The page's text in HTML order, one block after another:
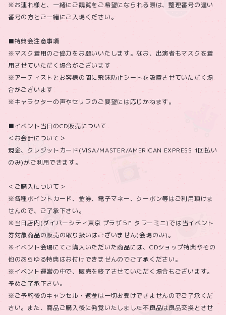
※お連れ様と、一緒にご観覧をご希望になられる際は、整理番号の遅い
番号の方とご一緒にご入場ください。
■特典会注意事項
※マスク着用のご協力をお願いいたします。なお、出演者もマスクを着
用させていただく場合がございます
※アーティストとお客様の間に飛沫防止シートを設置させていただく場
合がございます
※キャラクターの声やセリフのご要望には応じかねます。
■イベント当日のCD販売について
＜お会計について＞
現金、クレジットカード(VISA/MASTER/AMERICAN EXPRESS 1回払い
のみ)がご利用できます。
＜ご購入について＞
※各種ポイントカード、金券、電子マネー、クーポン等はご利用頂けま
せんので、ご了承下さい。
※当日店内(ダイバーシティ東京 プラザ５F タワーミニ)では当イベント
券対象商品の販売の取り扱いはございません(会場のみ)。
※イベント会場にてご購入いただいた商品には、CDショップ特典やその
他のあらゆる特典はお付けできませんのでご了承ください。
※イベント運営の中で、販売を終了させていただく場合もございます。
予めご了承下さい。
※ご予約後のキャンセル・返金は一切お受けできませんのでご了承くだ
さい。また、商品ご購入後に発覚いたしました不良品は良品交換とさせ